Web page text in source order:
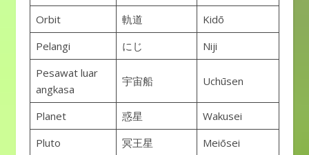
Orbit
軌道
Kidō
Pelangi
にじ
Niji
Pesawat luar
angkasa
宇宙船 Uchūsen
Planet 惑星
Wakusei
Pluto
冥王星
Meiōsei